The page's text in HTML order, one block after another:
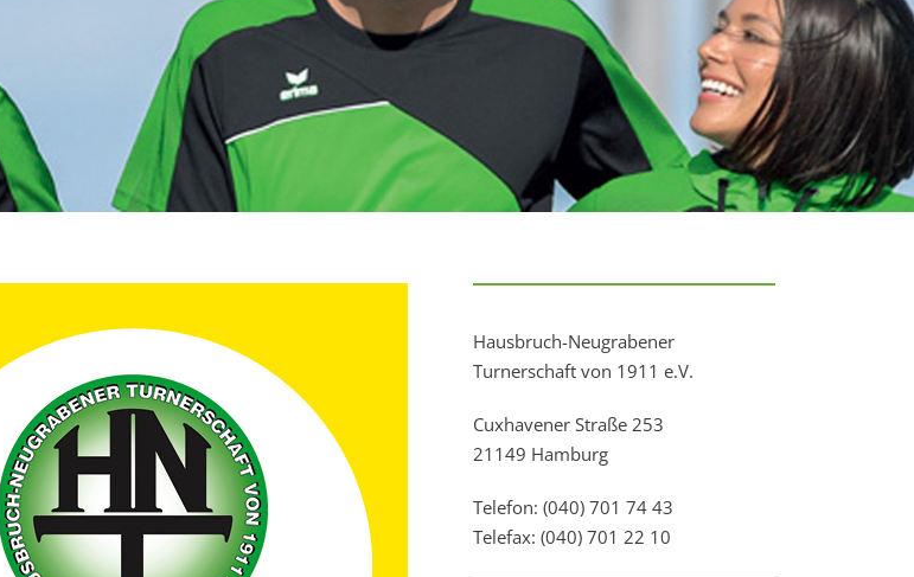
Hausbruch-Neugrabener
Turnerschaft von 1911 e.V.
Cuxhavener Straße 253
21149 Hamburg
Telefon: (040) 701 74 43
Telefax: (040) 701 22 10